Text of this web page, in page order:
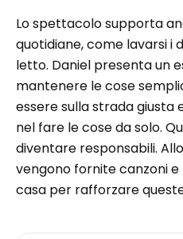
Lo spettacolo supporta
quotidiane, come lavarsi i
letto. Daniel presenta un
mantenere le cose
essere sulla strada giusta
nel fare le cose da solo.
diventare responsabili.
vengono fornite canzoni e
casa per rafforzare